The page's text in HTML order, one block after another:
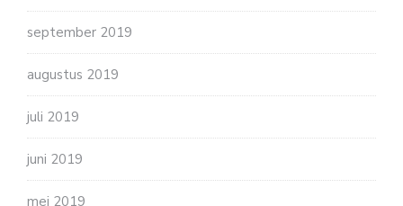
september 2019
augustus 2019
juli 2019
juni 2019
mei 2019